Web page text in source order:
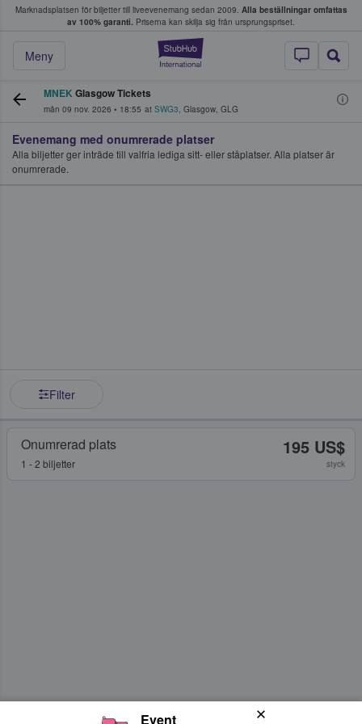
Marknadsplatsen för biljetter till liveevenemang sedan 2009. Alla beställningar omfattas
av 100% garanti. Priserna kan skilja sig från ursprungspriset.
StubHub – där
Meny
köper och säljer biljetter.
MNEKGlasgow Tickets
mån 09 nov. 2026 • 18:55 at SWG3, Glasgow, GLG
Evenemang med onumrerade platser
Alla biljetter ger inträde till valfria lediga sitt- eller ståplatser. Alla platser är
onumrerade.
Filter
Onumrerad plats
1 - 2 biljetter
195 US$
styck
Event